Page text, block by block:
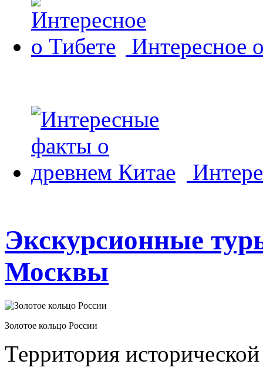
Интересное
Экскурсионные
Москвы
Золотое кольцо России
Территория